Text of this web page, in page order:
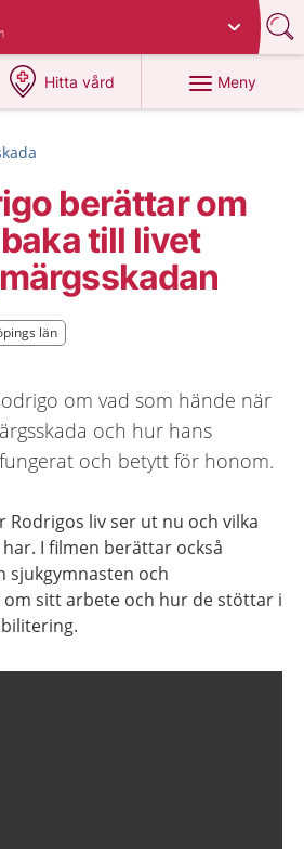
Hitta vård
på 1177.se
Meny
berättar om
till livet
län
län
om vad som hände när
och hur hans
och betytt för honom.
Rodrigos liv ser ut nu och vilka
I filmen berättar också
sjukgymnasten och
sitt arbete och hur de stöttar i